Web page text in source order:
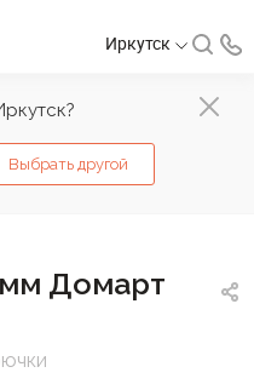
Выбрать другой
Иркутск
Домарт